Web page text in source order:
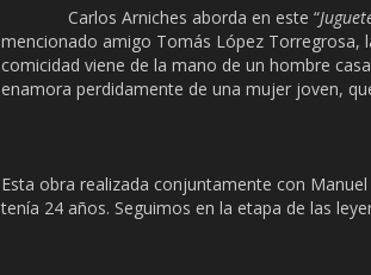
Carlos Arniches aborda en este “
mencionado amigo Tomás López Torregrosa,
comicidad viene de la mano de un hombre
enamora perdidamente de una mujer joven,
Esta obra realizada conjuntamente con
tenía 24 años. Seguimos en la etapa de las